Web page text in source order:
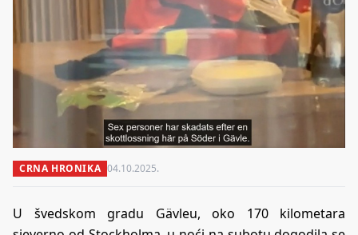
CRNA HRONIKA 04.10.2025.
U švedskom gradu Gävleu, oko 170 kilometara